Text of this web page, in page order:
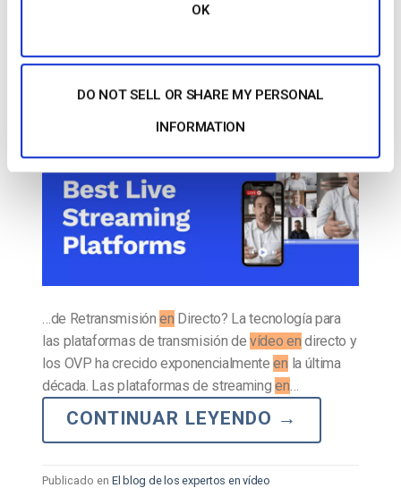
OK
DO NOT SELL OR SHARE MY PERSONAL
INFORMATION
plataformas de streaming en directo en
…de Retransmisiónen Directo? La tecnología para
las plataformas de transmisión devídeo en directo y
los OVP ha crecido exponencialmenteen la última
década. Las plataformas de streamingen
CONTINUAR LEYENDO →
Publicado en El blog de los expertos en vídeo